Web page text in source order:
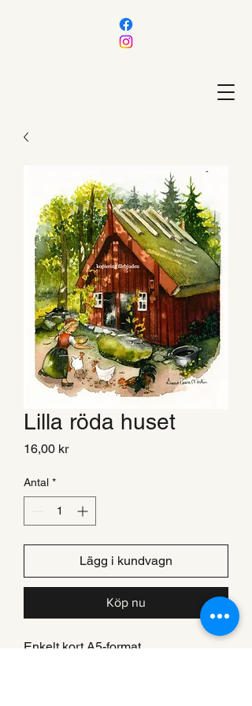
Lilla röda huset
16,00 krPris
Antal *
Lägg i kundvagn
Köp nu
Enkelt kort A5-format